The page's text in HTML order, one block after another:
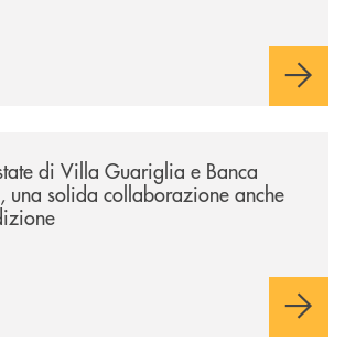
di Villa Guariglia e Banca
una solida collaborazione anche